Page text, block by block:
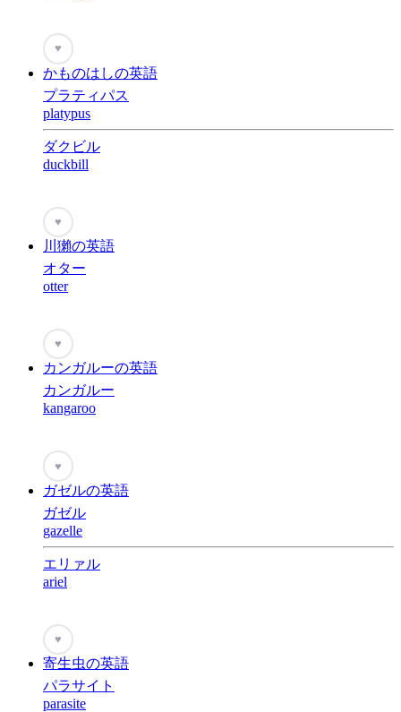
♥
かものはしの英語
プラティパス
platypus
ダクビル
duckbill
♥
川獺の英語
オター
otter
♥
カンガルーの英語
カンガルー
kangaroo
♥
ガゼルの英語
ガゼル
gazelle
エリァル
ariel
♥
寄生虫の英語
パラサイト
parasite